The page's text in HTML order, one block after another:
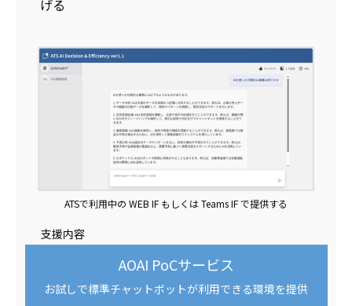
げる
ATSで利用中の WEB IF もしくは Teams IF で提供する
支援内容
AOAI PoCサービス
お試しで標準チャットボットが利用できる環境を提供